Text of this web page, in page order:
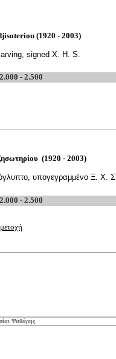
(1920 - 2003)
signed X. H. S.
2.000 - 2.500
(1920 - 2003)
υπογεγραμμένο Ξ. Χ.
2.000 - 2.500
Ψαθάρης